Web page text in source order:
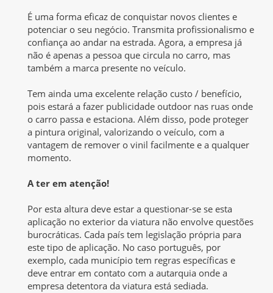
É uma forma eficaz de conquistar novos clientes e
potenciar o seu negócio. Transmita profissionalismo e
confiança ao andar na estrada. Agora, a empresa já
não é apenas a pessoa que circula no carro, mas
também a marca presente no veículo.
Tem ainda uma excelente relação custo / benefício,
pois estará a fazer publicidade outdoor nas ruas onde
o carro passa e estaciona. Além disso, pode proteger
a pintura original, valorizando o veículo, com a
vantagem de remover o vinil facilmente e a qualquer
momento.
A ter em atenção!
Por esta altura deve estar a questionar-se se esta
aplicação no exterior da viatura não envolve questões
burocráticas. Cada país tem legislação própria para
este tipo de aplicação. No caso português, por
exemplo, cada município tem regras específicas e
deve entrar em contato com a autarquia onde a
empresa detentora da viatura está sediada.